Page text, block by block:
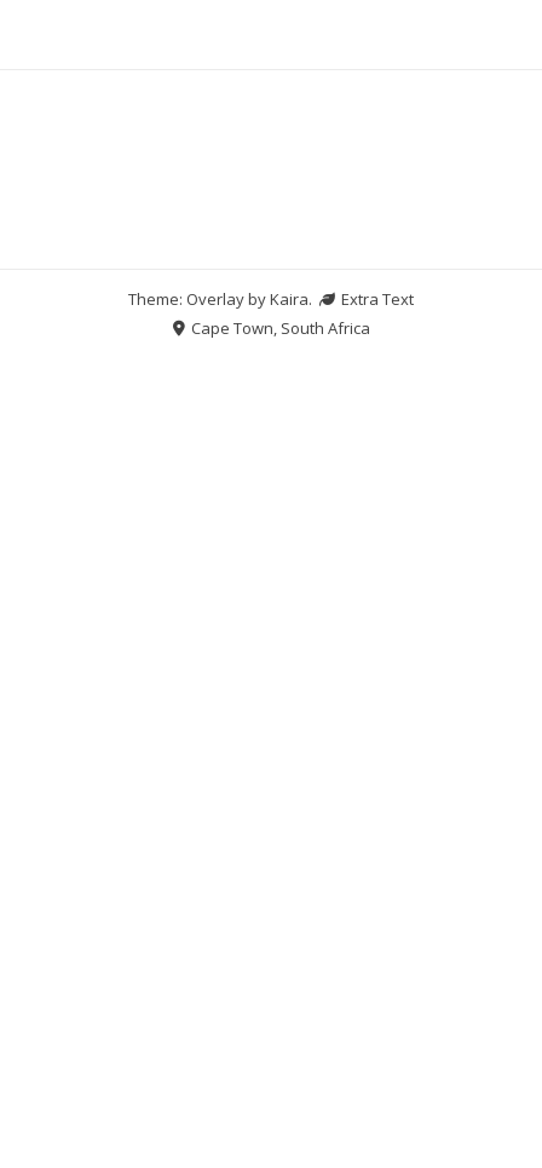
Theme: Overlay byKaira.
Extra Text
Cape Town, South Africa